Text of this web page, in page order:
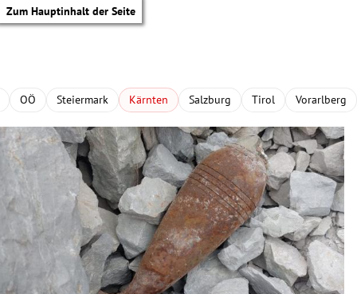
Zum Hauptinhalt der Seite
OÖ Steiermark Kärnten Salzburg Tirol Vorarlberg